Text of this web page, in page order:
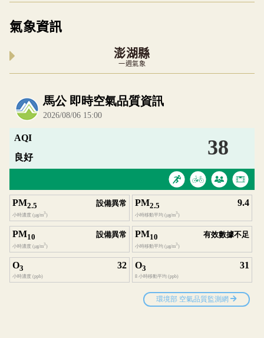
氣象資訊
澎湖縣
一週氣象
內嵌空氣品質小工具為視覺預覽，完整即時空